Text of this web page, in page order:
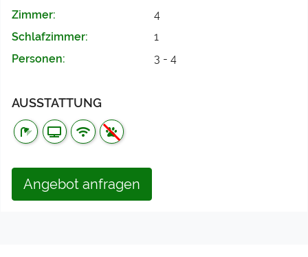
Zimmer:
4
Schlafzimmer:
1
Personen:
3 - 4
AUSSTATTUNG
Angebot anfragen